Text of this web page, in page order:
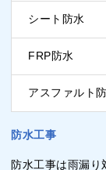
シート防水
FRP防水
アスファルト
防水工事
防水工事は雨漏